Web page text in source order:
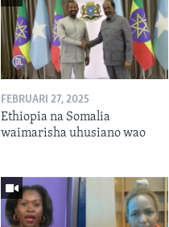
FEBRUARI 27, 2025
Ethiopia na Somalia
waimarisha uhusiano wao